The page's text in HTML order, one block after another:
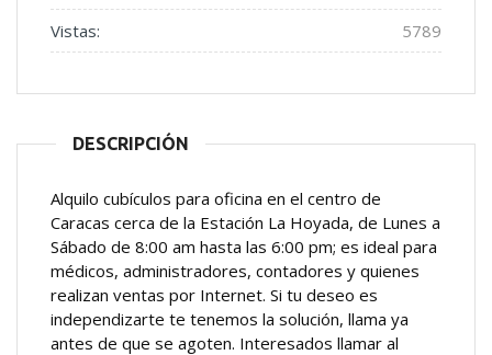
Vistas:
5789
DESCRIPCIÓN
Alquilo cubículos para oficina en el centro de
Caracas cerca de la Estación La Hoyada, de Lunes a
Sábado de 8:00 am hasta las 6:00 pm; es ideal para
médicos, administradores, contadores y quienes
realizan ventas por Internet. Si tu deseo es
independizarte te tenemos la solución, llama ya
antes de que se agoten. Interesados llamar al